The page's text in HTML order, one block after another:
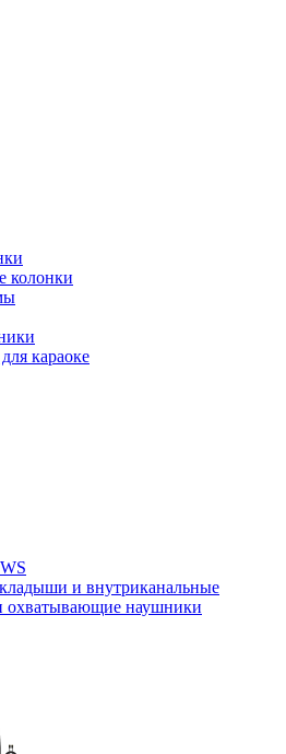
колонки
караоке
и внутриканальные
охватывающие наушники